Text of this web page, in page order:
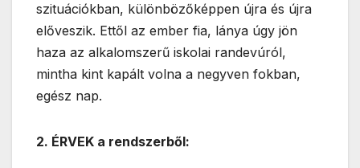
szituációkban, különbözőképpen újra és újra
előveszik. Ettől az ember fia, lánya úgy jön
haza az alkalomszerű iskolai randevúról,
mintha kint kapált volna a negyven fokban,
egész nap.
2. ÉRVEK a rendszerből: